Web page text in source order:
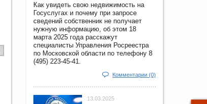
Как увидеть свою недвижимость на
Госуслугах и почему при запросе
сведений собственник не получает
нужную информацию, об этом 18
марта 2025 года расскажут
специалисты Управления Росреестра
по Московской области по телефону 8
(495) 223-45-41.
Комментарии (0)
13.03.2025